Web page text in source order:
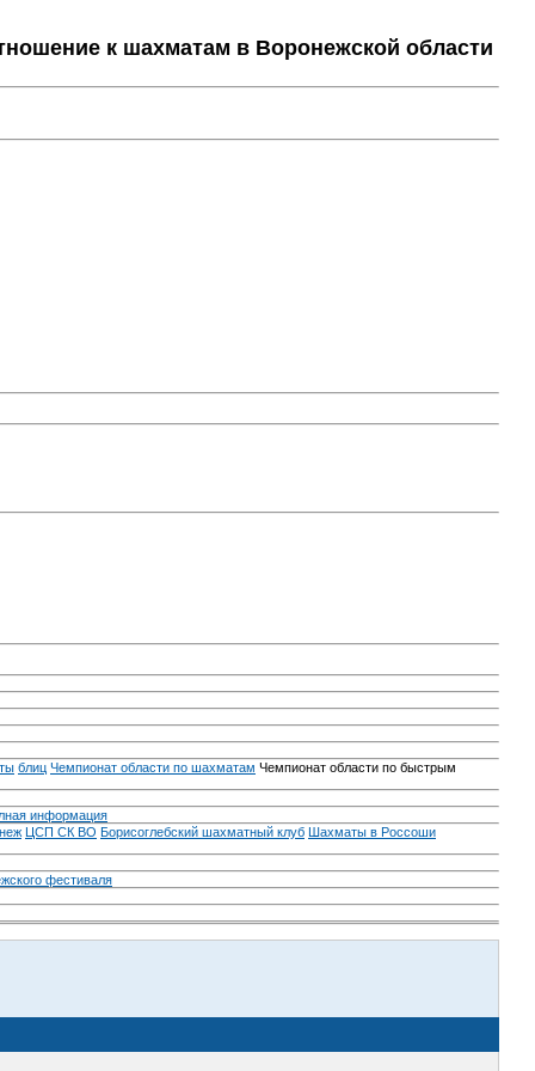
к шахматам в Воронежской области
блиц Чемпионат области по шахматам Чемпионат области по быстрым
информация
ЦСП СК ВО Борисоглебский шахматный клуб Шахматы в Россоши
фестиваля